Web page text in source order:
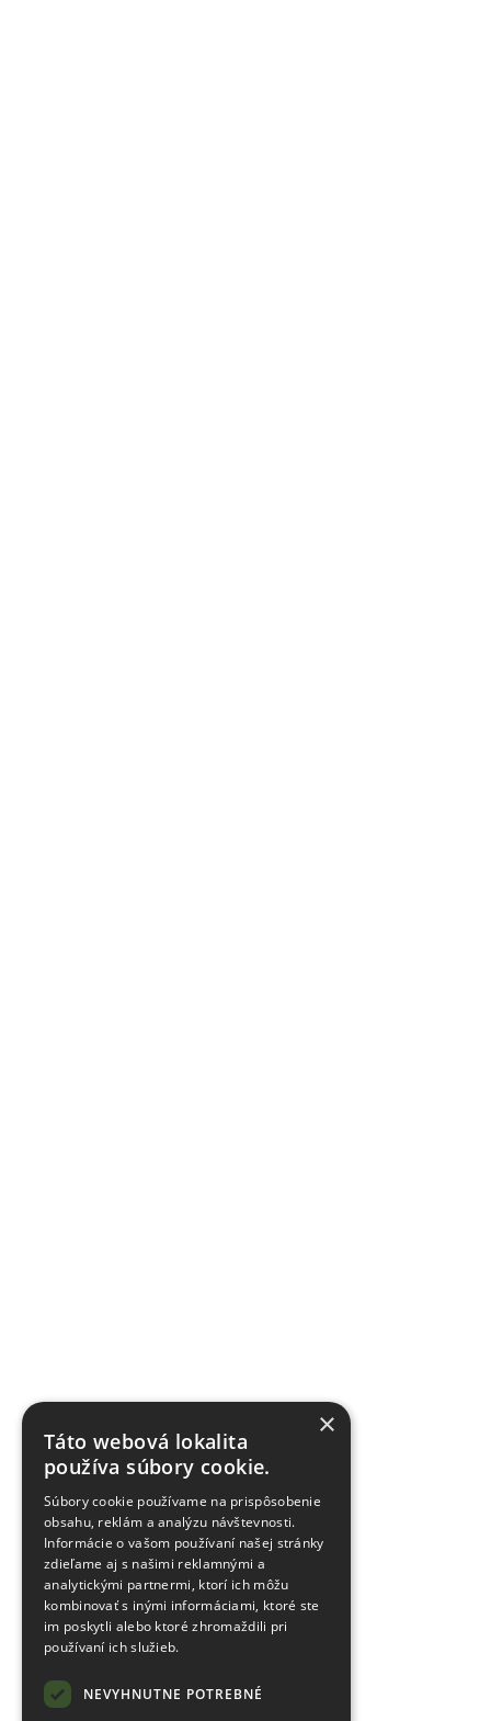
×
Táto webová lokalita
používa súbory cookie.
Súbory cookie používame na prispôsobenie
obsahu, reklám a analýzu návštevnosti.
Informácie o vašom používaní našej stránky
zdieľame aj s našimi reklamnými a
analytickými partnermi, ktorí ich môžu
kombinovať s inými informáciami, ktoré ste
im poskytli alebo ktoré zhromaždili pri
používaní ich služieb.
NEVYHNUTNE POTREBNÉ